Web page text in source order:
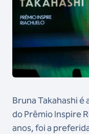
Bruna Takahashi
do Prêmio Inspire
anos, foi a